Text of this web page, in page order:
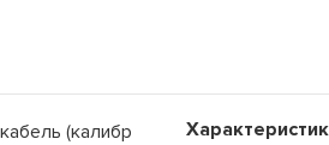
(калибр